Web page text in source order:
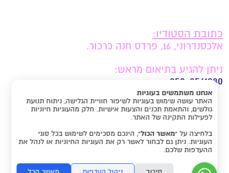
כתובת הסטודיו:
אלכסנדרוני, 16, פרדס חנה כרכור.
ניתן להגיע בתיאום מראש:
050-8561080
תקנון האתר
אנחנו משתמשים בעוגיות
האתר עושה שימוש בעוגיות לשיפור חוויית הגלישה, ניתוח תנועת
גולשים, והתאמת תכנים והצעות אישיות. חלק מהעוגיות חיוניות
לפעילות התקינה של האתר.
בלחיצה על “מאשר הכול”, הינכם מסכימים לשימוש בכל סוגי
העוגיות. ניתן גם לבחור לאשר רק את העוגיות החיוניות או לנהל את
ההעדפות שלכם.